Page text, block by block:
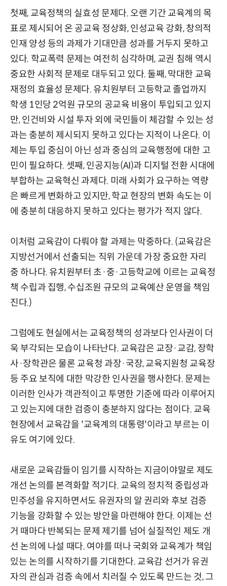
첫째, 교육정책의 실효성 문제다. 오랜 기간 교육계의 목
표로 제시되어 온 공교육 정상화, 인성교육 강화, 창의적
인재 양성 등의 과제가 기대만큼 성과를 거두지 못하고
있다. 학교폭력 문제는 여전히 심각하며, 교권 침해 역시
중요한 사회적 문제로 대두되고 있다. 둘째, 막대한 교육
재정의 효율성 문제다. 유치원부터 고등학교 졸업까지
학생 1인당 2억원 규모의 공교육 비용이 투입되고 있지
만, 인건비와 시설 투자 외에 국민들이 체감할 수 있는 성
과는 충분히 제시되지 못하고 있다는 지적이 나온다. 이
제는 투입 중심이 아닌 성과 중심의 교육행정에 대한 고
민이 필요하다. 셋째, 인공지능(AI)과 디지털 전환 시대에
부합하는 교육혁신 과제다. 미래 사회가 요구하는 역량
은 빠르게 변화하고 있지만, 학교 현장의 변화 속도는 이
에 충분히 대응하지 못하고 있다는 평가가 적지 않다.
이처럼 교육감이 다뤄야 할 과제는 막중하다. (교육감은
지방선거에서 선출되는 직위 가운데 가장 중요한 자리
중 하나다. 유치원부터 초·중·고등학교에 이르는 교육정
책 수립과 집행, 수십조원 규모의 교육예산 운영을 책임
진다.)
그럼에도 현실에서는 교육정책의 성과보다 인사권이 더
욱 부각되는 모습이 나타난다. 교육감은 교장·교감, 장학
사·장학관은 물론 교육청 과장·국장, 교육지원청 교육장
등 주요 보직에 대한 막강한 인사권을 행사한다. 문제는
이러한 인사가 객관적이고 투명한 기준에 따라 이루어지
고 있는지에 대한 검증이 충분하지 않다는 점이다. 교육
현장에서 교육감을 '교육계의 대통령'이라고 부르는 이
유도 여기에 있다.
새로운 교육감들이 임기를 시작하는 지금이야말로 제도
개선 논의를 본격화할 적기다. 교육의 정치적 중립성과
민주성을 유지하면서도 유권자의 알 권리와 후보 검증
기능을 강화할 수 있는 방안을 마련해야 한다. 이제는 선
거 때마다 반복되는 문제 제기를 넘어 실질적인 제도 개
선 논의에 나설 때다. 여야를 떠나 국회와 교육계가 책임
있는 논의를 시작하기를 기대한다. 교육감 선거가 유권
자의 관심과 검증 속에서 치러질 수 있도록 만드는 것, 그